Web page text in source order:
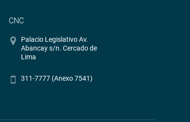
CNC
Palacio Legislativo Av.
Abancay s/n. Cercado de
Lima
311-7777 (Anexo 7541)